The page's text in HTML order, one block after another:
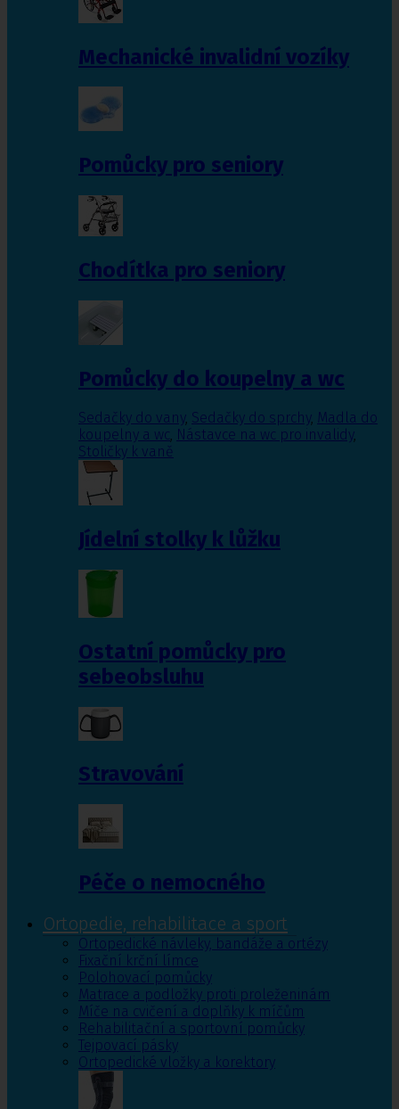
Mechanické invalidní vozíky
Pomůcky pro seniory
Chodítka pro seniory
Pomůcky do koupelny a wc
Sedačky do vany, Sedačky do sprchy, Madla do
koupelny a wc, Nástavce na wc pro invalidy,
Stoličky k vaně
Jídelní stolky k lůžku
Ostatní pomůcky pro
sebeobsluhu
Stravování
Péče o nemocného
Ortopedie, rehabilitace a sport
Ortopedické návleky, bandáže a ortézy
Fixační krční límce
Polohovací pomůcky
Matrace a podložky proti proleženinám
Míče na cvičení a doplňky k míčům
Rehabilitační a sportovní pomůcky
Tejpovací pásky
Ortopedické vložky a korektory